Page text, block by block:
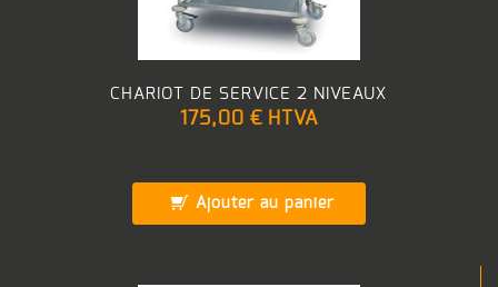
CHARIOT DE SERVICE 2 NIVEAUX
175,00 € HTVA
Ajouter au panier